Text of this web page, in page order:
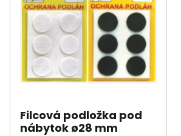
Filcová podložka pod
nábytok ø28 mm